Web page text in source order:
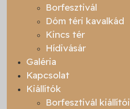
Borfesztivál
Dóm téri kavalkád
Kincs tér
Hídivásár
Galéria
Kapcsolat
Kiállítók
Borfesztivál kiállítói